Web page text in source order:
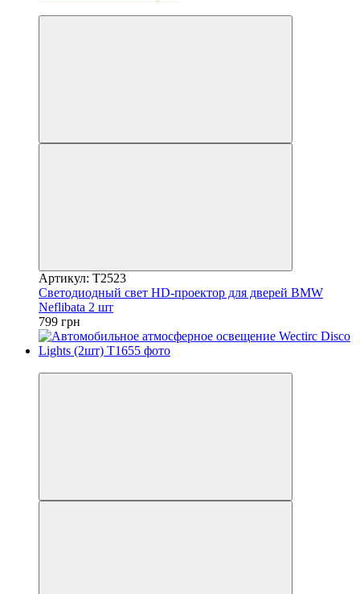
Артикул: T2523
Светодиодный свет HD-проектор для дверей BMW
Neflibata 2 шт
799 грн